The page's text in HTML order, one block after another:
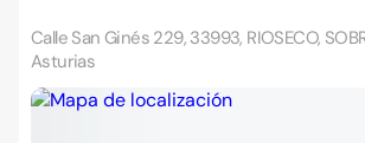
Calle San Ginés 229, 33993, RIOSECO,
Asturias